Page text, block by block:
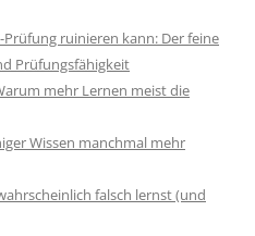
ruinieren kann: Der feine
Prüfungsfähigkeit
mehr Lernen meist die
Wissen manchmal mehr
falsch lernst (und